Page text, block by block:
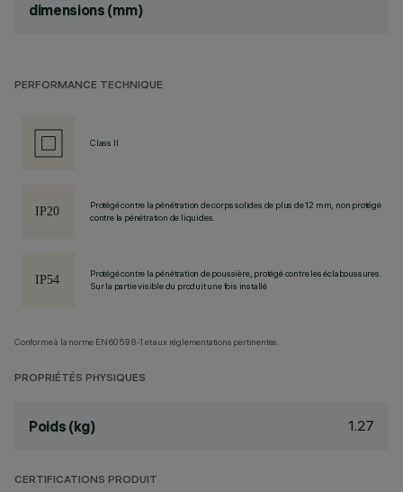
dimensions (mm)
PERFORMANCE TECHNIQUE
Class II
Protégé contre la pénétration de corps solides de plus de 12 mm, non protégé
contre la pénétration de liquides.
Protégé contre la pénétration de poussière, protégé contre les éclaboussures.
Sur la partie visible du produit une fois installé
Conforme à la norme EN60598-1 et aux réglementations pertinentes.
PROPRIÉTÉS PHYSIQUES
Poids (kg) 1.27
CERTIFICATIONS PRODUIT